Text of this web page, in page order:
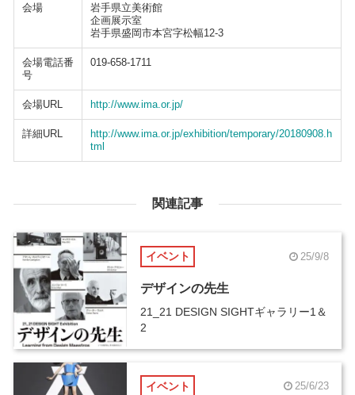
会場
岩手県立美術館
企画展示室
岩手県盛岡市本宮字松幅12-3
会場電話番
号
019-658-1711
会場URL http://www.ima.or.jp/
詳細URL
http://www.ima.or.jp/exhibition/temporary/20180908.h
tml
関連記事
イベント 25/9/8
デザインの先生
21_21 DESIGN SIGHTギャラリー1＆
2
イベント 25/6/23